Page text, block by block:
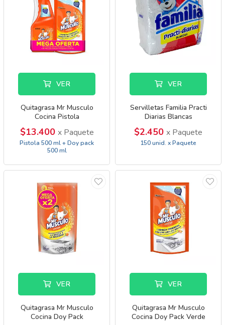
VER
Quitagrasa Mr Musculo
Cocina Pistola
$13.400 x Paquete
Pistola 500 ml + Doy pack
500 ml
VER
Servilletas Familia Practi
Diarias Blancas
$2.450 x Paquete
150 unid. x Paquete
VER
Quitagrasa Mr Musculo
Cocina Doy Pack
VER
Quitagrasa Mr Musculo
Cocina Doy Pack Verde